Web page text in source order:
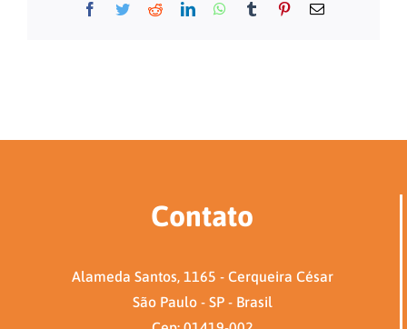
Facebook
TwitterRedditLinkedInWhatsApp
Tumblr Pinterest
E-
Contato
Alameda Santos, 1165 - Cerqueira César
São Paulo - SP - Brasil